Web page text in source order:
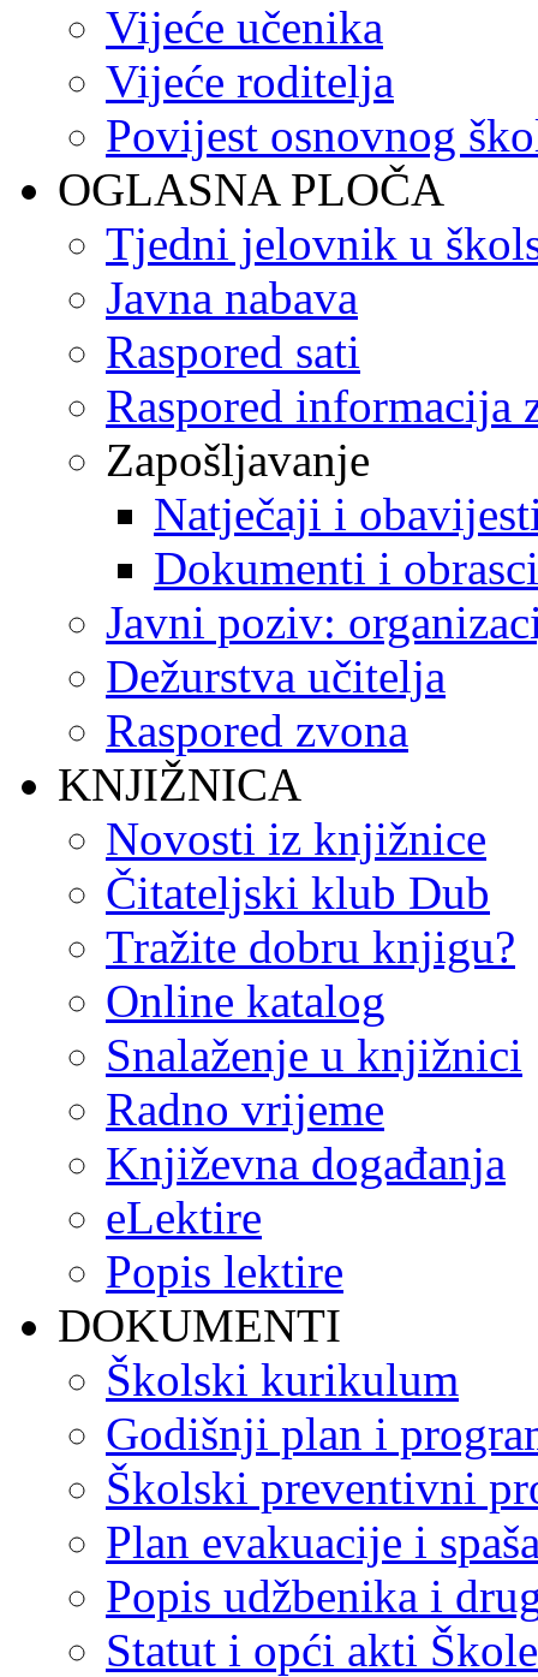
Vijeće učenika
Vijeće roditelja
Povijest osnovnog
OGLASNA PLOČA
Tjedni jelovnik u
Javna nabava
Raspored sati
Raspored informacija
Zapošljavanje
Natječaji i
Dokumenti i obrasci
Javni poziv:
Dežurstva učitelja
Raspored zvona
KNJIŽNICA
Novosti iz knjižnice
Čitateljski klub Dub
Tražite dobru knjigu?
Online katalog
Snalaženje u knjižnici
Radno vrijeme
Književna događanja
eLektire
Popis lektire
DOKUMENTI
Školski kurikulum
Godišnji plan i
Školski preventivni
Plan evakuacije i
Popis udžbenika i
Statut i opći akti Škole